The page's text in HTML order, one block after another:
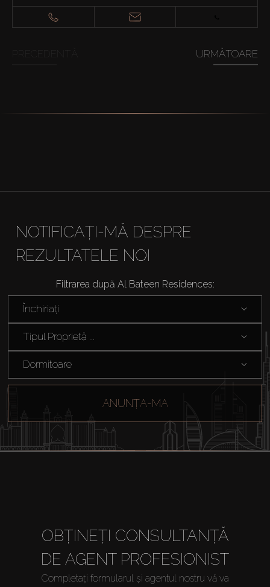
Închiriați
URMĂTOARE
NOTIFICAȚI-MĂ DESPRE
REZULTATELE NOI
Filtrarea după Al Bateen Residences:
Închiriați
Tipul Proprietă ...
Dormitoare
ANUNȚA-MA
OBȚINEȚI CONSULTANȚĂ
DE AGENT PROFESIONIST
Completați formularul și agentul nostru vă va